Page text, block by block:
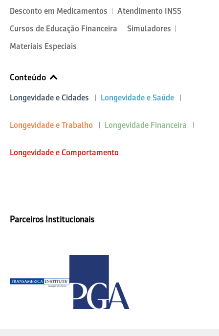
Desconto em Medicamentos
Atendimento INSS
Cursos de Educação Financeira
Simuladores
Materiais Especiais
Conteúdo
Longevidade e Cidades Longevidade e Saúde
Longevidade e Trabalho Longevidade Financeira
Longevidade e Comportamento
Parceiros Institucionais